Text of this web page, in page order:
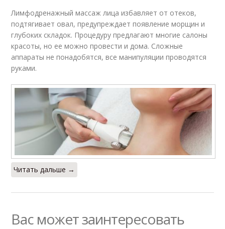
Лимфодренажный массаж лица избавляет от отеков,
подтягивает овал, предупреждает появление морщин и
глубоких складок. Процедуру предлагают многие салоны
красоты, но ее можно провести и дома. Сложные
аппараты не понадобятся, все манипуляции проводятся
руками.
Читать дальше →
Вас может заинтересовать